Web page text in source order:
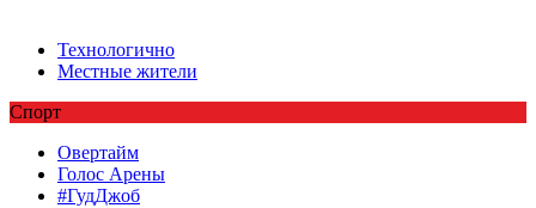
Технологично
Местные жители
Спорт
Овертайм
Голос Арены
#ГудДжоб